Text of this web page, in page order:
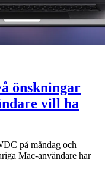
önskningar
vill ha
på måndag och
Mac-användare har